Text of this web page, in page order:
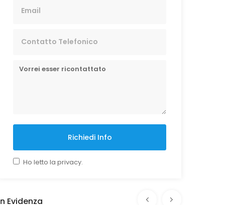
Richiedi Info
Ho letto la privacy.
Evidenza